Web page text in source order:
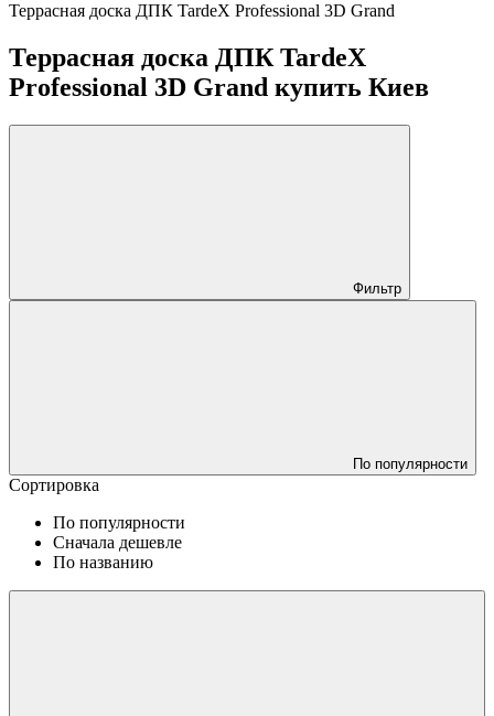
Террасная доска ДПК TardeX Professional 3D Grand
Террасная доска ДПК TardeX
Professional 3D Grand купить Киев
Фильтр
По популярности
Сортировка
По популярности
Сначала дешевле
По названию